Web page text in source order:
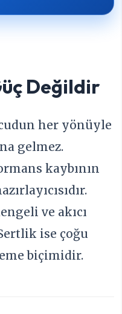
Değildir
her yönüyle
gelmez.
kaybının
ve akıcı
ise çoğu
biçimidir.